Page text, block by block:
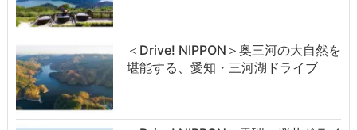
＜Drive! NIPPON＞奥三河の大自然を
堪能する、愛知・三河湖ドライブ